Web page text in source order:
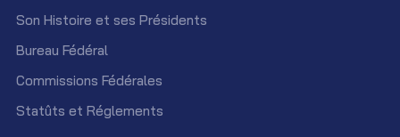
Son Histoire et ses Présidents
Bureau Fédéral
Commissions Fédérales
Statûts et Réglements